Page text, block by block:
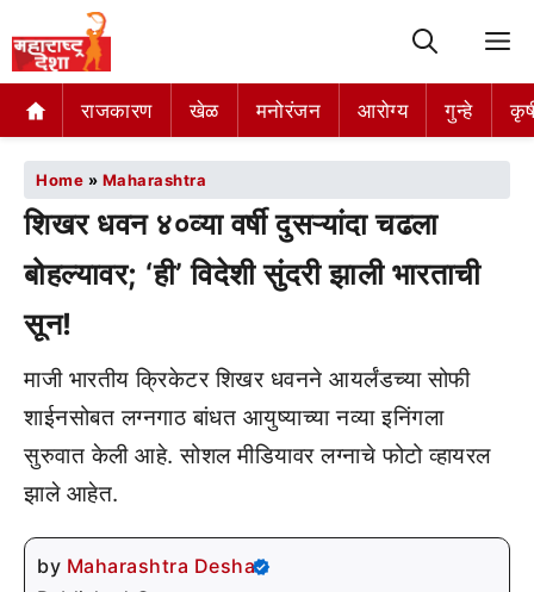
राजकारण खेळ मनोरंजन आरोग्य गुन्हे
Home » Maharashtra
शिखर धवन ४०व्या वर्षी दुसऱ्यांदा चढला
बोहल्यावर; ‘ही’ विदेशी सुंदरी झाली भारताची
सून!
माजी भारतीय क्रिकेटर शिखर धवनने आयर्लंडच्या सोफी
शाईनसोबत लग्नगाठ बांधत आयुष्याच्या नव्या इनिंगला
सुरुवात केली आहे. सोशल मीडियावर लग्नाचे फोटो व्हायरल
झाले आहेत.
by Maharashtra Desha